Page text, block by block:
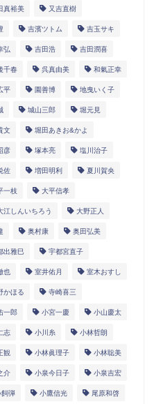
真裕美 又吉直樹
吉濱ツトム 吉玉サキ
弘 吉田浩 吉田潤喜
千春 呉真由美 和氣正幸
平 園善博 地曳いく子
城山三郎 堀元見
文 堀田あきお&かよ
彦 塚本亮 塩川治子
佐 増田明利 夏川賀央
一枝 大平信孝
江しんいちろう 大野正人
奥村康 奥田弘美
出雅巳 宇都宮直子
也 室井佑月 室木おすし
かほる 寺崎喜三
一郎 小宮一慶 小山慶太
志 小川糸 小林哲朗
観 小林眞理子 小林聡美
介 小泉今日子 小泉吉宏
飼弾 小鷹信光 尾原和啓